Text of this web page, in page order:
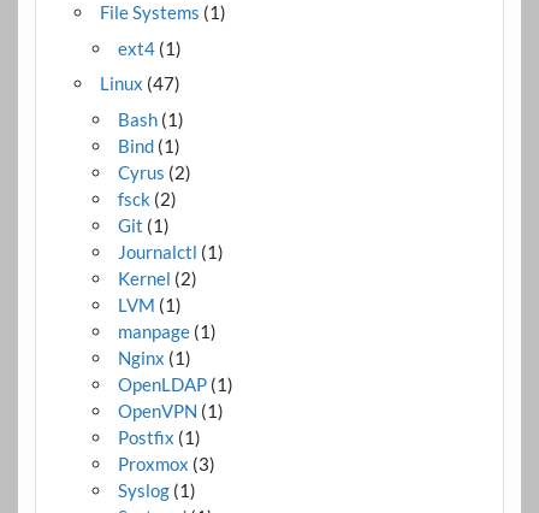
File Systems (1)
ext4 (1)
Linux (47)
Bash (1)
Bind (1)
Cyrus (2)
fsck (2)
Git (1)
Journalctl (1)
Kernel (2)
LVM (1)
manpage (1)
Nginx (1)
OpenLDAP (1)
OpenVPN (1)
Postfix (1)
Proxmox (3)
Syslog (1)